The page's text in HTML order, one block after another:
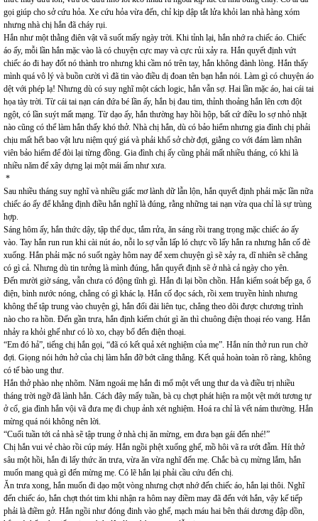
gọi giúp cho sở cứu hỏa. Xe cứu hỏa vừa đến, chỉ kịp dập tắt lửa khỏi lan nhà hàng xóm
nhưng nhà chị hắn đã cháy rụi.
Hắn như một thằng điên vật vã suốt mấy ngày trời. Khi tỉnh lại, hắn nhớ ra chiếc áo. Chiếc
áo ấy, mỗi lần hắn mặc vào là có chuyện cực may và cực rủi xảy ra. Hắn quyết định vứt
chiếc áo đi hay đốt nó thành tro nhưng khi cầm nó trên tay, hắn không đành lòng. Hắn thấy
mình quá vô lý và buồn cười vì đã tin vào điều dị đoan tên bạn hắn nói. Làm gì có chuyện áo
dệt với phép lạ! Nhưng dù có suy nghĩ một cách logic, hắn vẫn sợ. Hai lần mặc áo, hai cái tai
họa tày trời. Từ cái tai nạn cán đứa bé lần ấy, hắn bị đau tim, thỉnh thoảng hắn lên cơn đột
ngột, có lần suýt mất mạng. Từ dạo ấy, hắn thường hay hồi hộp, bất cứ điều lo sợ nhỏ nhặt
nào cũng có thể làm hắn thấy khó thở. Nhà chị hắn, dù có bảo hiểm nhưng gia đình chị phải
chịu mất hết bao vật lưu niệm quý giá và phải khổ sở chờ đợi, giằng co với đám làm nhân
viên bảo hiểm để đòi lại từng đồng. Gia đình chị ấy cũng phải mất nhiều tháng, có khi là
nhiều năm để xây dựng lại một mái ấm như xưa.
*
Sau nhiều tháng suy nghĩ và nhiều giấc mơ lành dữ lẫn lộn, hắn quyết định phải mặc lần nữa
chiếc áo ấy để khẳng định điều hắn nghĩ là đúng, rằng những tai nạn vừa qua chỉ là sự trùng
hợp.
Sáng hôm ấy, hắn thức dậy, tập thể dục, tắm rửa, ăn sáng rồi trang trọng mặc chiếc áo ấy
vào. Tay hắn run run khi cài nút áo, nỗi lo sợ vẫn lấp ló chực vồ lấy hắn ra nhưng hắn cố đè
xuống. Hắn phải mặc nó suốt ngày hôm nay để xem chuyện gì sẽ xảy ra, dĩ nhiên sẽ chẳng
có gì cả. Nhưng dù tin tưởng là mình đúng, hắn quyết định sẽ ở nhà cả ngày cho yên.
Đến mười giờ sáng, vẫn chưa có động tĩnh gì. Hắn đi lại bồn chồn. Hắn kiểm soát bếp ga, ổ
điện, bình nước nóng, chẳng có gì khác lạ. Hắn cố đọc sách, rồi xem truyền hình nhưng
không thể tập trung vào chuyện gì, hắn đổi đài liên tục, chẳng theo dõi được chương trình
nào cho ra hồn. Đến gần trưa, hắn định kiếm chút gì ăn thì chuông điện thoại réo vang. Hắn
nhảy ra khỏi ghế như có lò xo, chạy bổ đến điện thoại.
“Em đó hả”, tiếng chị hắn gọi, “đã có kết quả xét nghiệm của mẹ”. Hắn nín thở run run chờ
đợi. Giọng nói hớn hở của chị làm hắn đỡ bớt căng thẳng. Kết quả hoàn toàn rõ ràng, không
có tế bào ung thư.
Hắn thở phào nhẹ nhõm. Năm ngoái mẹ hắn đi mổ một vết ung thư da và điều trị nhiều
tháng trời ngỡ đã lành hẳn. Cách đây mấy tuần, bà cụ chợt phát hiện ra một vệt mới tương tự
ở cổ, gia đình hắn vội vã đưa mẹ đi chụp ảnh xét nghiệm. Hoá ra chỉ là vết nám thường. Hắn
mừng quá nói không nên lời.
“Cuối tuần tới cả nhà sẽ tập trung ở nhà chị ăn mừng, em đưa bạn gái đến nhé!”
Chị hắn vui vẻ chào rồi cúp máy. Hắn ngồi phệt xuống ghế, mồ hôi vã ra ướt đẫm. Hít thở
sâu một hồi, hắn đi lấy thức ăn trưa, vừa ăn vừa nghĩ đến mẹ. Chắc bà cụ mừng lắm, hắn
muốn mang quà gì đến mừng mẹ. Có lẽ hắn lại phải cầu cứu đến chị.
Ăn trưa xong, hắn muốn đi dạo một vòng nhưng chợt nhớ đến chiếc áo, hắn lại thôi. Nghĩ
đến chiếc áo, hắn chợt thót tim khi nhận ra hôm nay điềm may đã đến với hắn, vậy kế tiếp
phải là điềm gở. Hắn ngồi như đóng đinh vào ghế, mạch máu hai bên thái dương đập dồn,